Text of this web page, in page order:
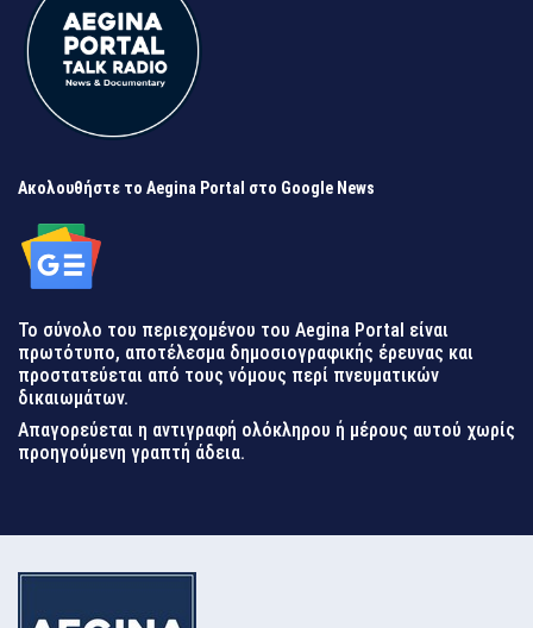
Ακολουθήστε το Aegina Portal στο Google News
Το σύνολο του περιεχομένου του Aegina Portal είναι
πρωτότυπο, αποτέλεσμα δημοσιογραφικής έρευνας και
προστατεύεται από τους νόμους περί πνευματικών
δικαιωμάτων.
Απαγορεύεται η αντιγραφή ολόκληρου ή μέρους αυτού χωρίς
προηγούμενη γραπτή άδεια.